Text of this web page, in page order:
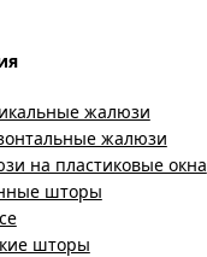
жалюзи
жалюзи
на пластиковые окна
шторы
шторы